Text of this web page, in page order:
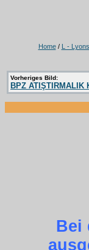
Home/ L -
Vorheriges Bild:
BPZ ATIŞTIRMALIK
Bei